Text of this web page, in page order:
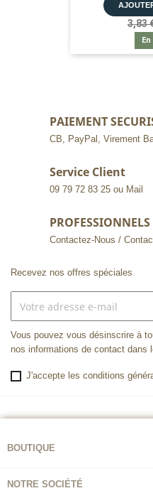
3,83
PAIEMENT
CB, PayPal, Virement
Service Client
09 79 72 83 25 ou Mail
Contactez-Nous /
Recevez nos offres spéciales
Vous pouvez vous désinscrire à
nos informations de contact dans
J'accepte les conditions
BOUTIQUE
NOTRE SOCIÉTÉ